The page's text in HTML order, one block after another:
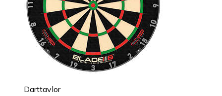
Darttavlor